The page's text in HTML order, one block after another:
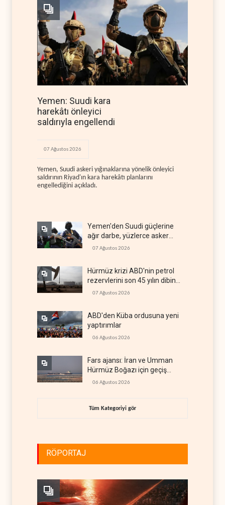
Yemen: Suudi kara
harekâtı önleyici
saldırıyla engellendi
07 Ağustos 2026
Yemen, Suudi askeri yığınaklarına yönelik önleyici
saldırının Riyad'ın kara harekâtı planlarını
engellediğini açıkladı.
Yemen'den Suudi güçlerine
ağır darbe, yüzlerce asker
öldü
07 Ağustos 2026
Hürmüz krizi ABD'nin petrol
rezervlerini son 45 yılın dibine
indirdi
07 Ağustos 2026
ABD'den Küba ordusuna yeni
yaptırımlar
06 Ağustos 2026
Fars ajansı: İran ve Umman
Hürmüz Boğazı için geçiş
koridorlarında anlaştı
06 Ağustos 2026
Tüm Kategoriyi gör
RÖPORTAJ